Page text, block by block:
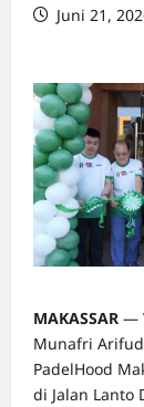
Juni 21,
MAKASSAR —
Munafri
PadelHood
di Jalan Lanto